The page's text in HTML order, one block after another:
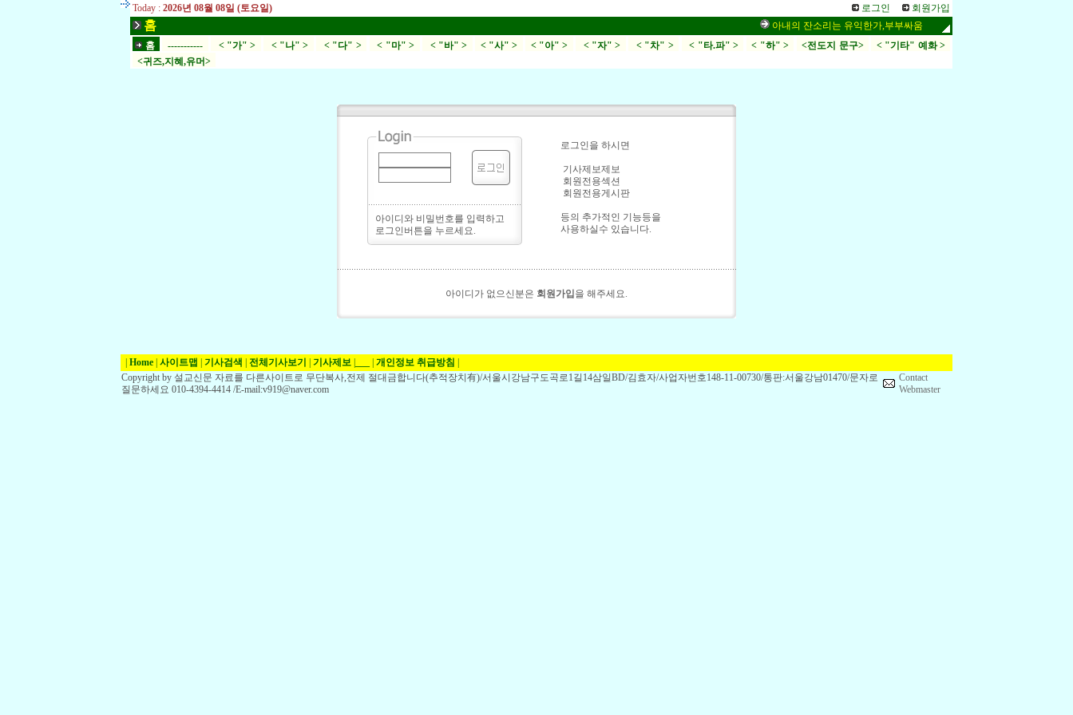
Today : 2026년 08월 08일 (토요일) 로그인 회원가입
홈 아내의 잔소리는 유익한가,부부싸움,가정
홈
----------- < "가" > < "나" > < "다" > < "마" > < "바" > < "사" > < "아" > < "자" > < "차" > < "타.파" > < "하" > <전도지 문구>
< "기타" 예화 >
<귀즈,지혜,유머>
아이디와 비밀번호를 입력하고
로그인버튼을 누르세요.
로그인을 하시면
기사제보제보
회원전용섹션
회원전용게시판
등의 추가적인 기능등을
사용하실수 있습니다.
아이디가 없으신분은 회원가입 을 해주세요.
Home 사이트맵 기사검색 전체기사보기 기사제보 개인정보 취급방침
Copyright by 설교신문 자료를 다른사이트로 무단복사,전제 절대금합니다(추적장치有)/서울시강남구도곡로1길14삼일BD/김효자/사업자번호148-11-00730/통판:서울강남01470/문자로
질문하세요 010-4394-4414 /E-mail:v919@naver.com
Contact
Webmaster